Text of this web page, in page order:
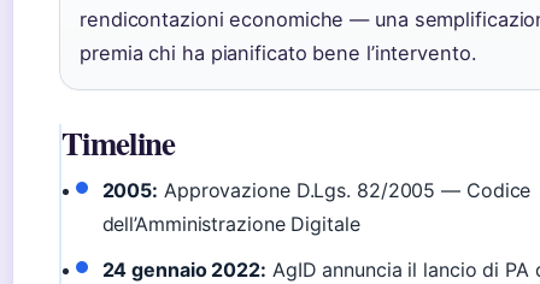
rendicontazioni economiche — una
premia chi ha pianificato bene l’intervento.
Timeline
2005: Approvazione D.Lgs. 82/2005 — Codice
dell’Amministrazione Digitale
24 gennaio 2022: AgID annuncia il lancio di